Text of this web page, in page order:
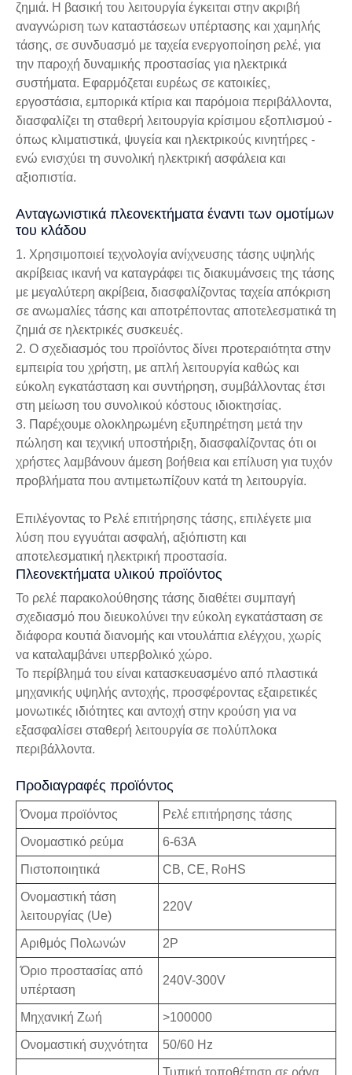
ζημιά. Η βασική του λειτουργία έγκειται στην ακριβή
αναγνώριση των καταστάσεων υπέρτασης και χαμηλής
τάσης, σε συνδυασμό με ταχεία ενεργοποίηση ρελέ, για
την παροχή δυναμικής προστασίας για ηλεκτρικά
συστήματα. Εφαρμόζεται ευρέως σε κατοικίες,
εργοστάσια, εμπορικά κτίρια και παρόμοια περιβάλλοντα,
διασφαλίζει τη σταθερή λειτουργία κρίσιμου εξοπλισμού -
όπως κλιματιστικά, ψυγεία και ηλεκτρικούς κινητήρες -
ενώ ενισχύει τη συνολική ηλεκτρική ασφάλεια και
αξιοπιστία.
Ανταγωνιστικά πλεονεκτήματα έναντι των ομοτίμων
του κλάδου
1. Χρησιμοποιεί τεχνολογία ανίχνευσης τάσης υψηλής
ακρίβειας ικανή να καταγράφει τις διακυμάνσεις της τάσης
με μεγαλύτερη ακρίβεια, διασφαλίζοντας ταχεία απόκριση
σε ανωμαλίες τάσης και αποτρέποντας αποτελεσματικά τη
ζημιά σε ηλεκτρικές συσκευές.
2. Ο σχεδιασμός του προϊόντος δίνει προτεραιότητα στην
εμπειρία του χρήστη, με απλή λειτουργία καθώς και
εύκολη εγκατάσταση και συντήρηση, συμβάλλοντας έτσι
στη μείωση του συνολικού κόστους ιδιοκτησίας.
3. Παρέχουμε ολοκληρωμένη εξυπηρέτηση μετά την
πώληση και τεχνική υποστήριξη, διασφαλίζοντας ότι οι
χρήστες λαμβάνουν άμεση βοήθεια και επίλυση για τυχόν
προβλήματα που αντιμετωπίζουν κατά τη λειτουργία.
Επιλέγοντας το Ρελέ επιτήρησης τάσης, επιλέγετε μια
λύση που εγγυάται ασφαλή, αξιόπιστη και
αποτελεσματική ηλεκτρική προστασία.
Πλεονεκτήματα υλικού προϊόντος
Το ρελέ παρακολούθησης τάσης διαθέτει συμπαγή
σχεδιασμό που διευκολύνει την εύκολη εγκατάσταση σε
διάφορα κουτιά διανομής και ντουλάπια ελέγχου, χωρίς
να καταλαμβάνει υπερβολικό χώρο.
Το περίβλημά του είναι κατασκευασμένο από πλαστικά
μηχανικής υψηλής αντοχής, προσφέροντας εξαιρετικές
μονωτικές ιδιότητες και αντοχή στην κρούση για να
εξασφαλίσει σταθερή λειτουργία σε πολύπλοκα
περιβάλλοντα.
Προδιαγραφές προϊόντος
Όνομα προϊόντος Ρελέ επιτήρησης τάσης
Ονομαστικό ρεύμα 6-63Α
Πιστοποιητικά CB, CE, RoHS
Ονομαστική τάση
λειτουργίας (Ue)
220V
Αριθμός Πολωνών 2P
Όριο προστασίας από
υπέρταση
240V-300V
Μηχανική Ζωή >100000
Ονομαστική συχνότητα 50/60 Hz
Τυπική τοποθέτηση σε ράγα